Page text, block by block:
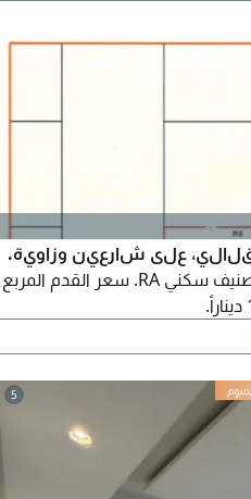
على شارعين وزاوية.
مساحة الأرض 388 متراً مربعاً. التصنيف سكني RA. سعر القدم المربع
5